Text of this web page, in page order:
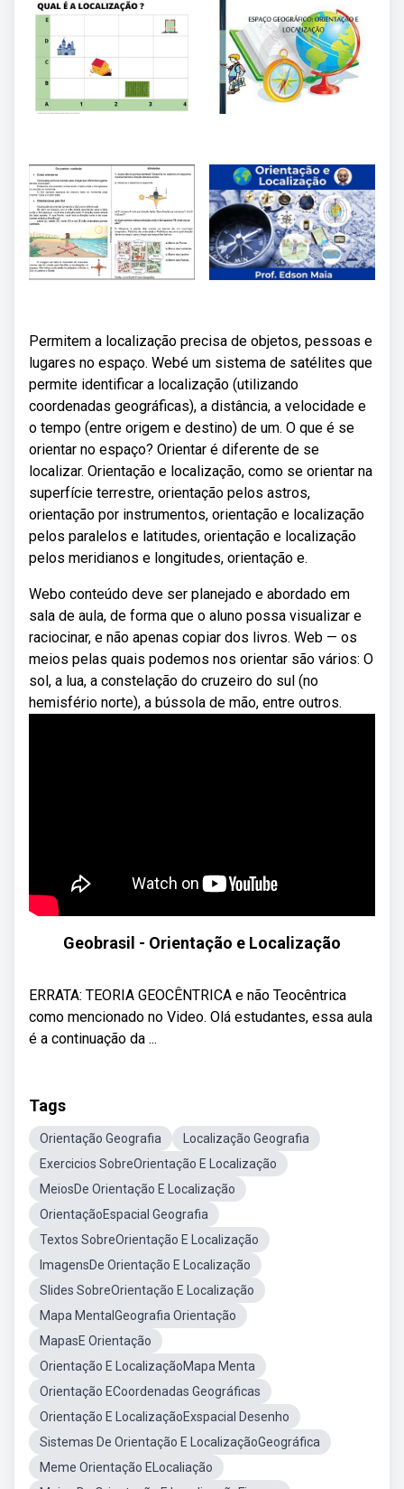
Permitem a localização precisa de objetos, pessoas e
lugares no espaço. Webé um sistema de satélites que
permite identificar a localização (utilizando
coordenadas geográficas), a distância, a velocidade e
o tempo (entre origem e destino) de um. O que é se
orientar no espaço? Orientar é diferente de se
localizar. Orientação e localização, como se orientar na
superfície terrestre, orientação pelos astros,
orientação por instrumentos, orientação e localização
pelos paralelos e latitudes, orientação e localização
pelos meridianos e longitudes, orientação e.
Webo conteúdo deve ser planejado e abordado em
sala de aula, de forma que o aluno possa visualizar e
raciocinar, e não apenas copiar dos livros. Web — os
meios pelas quais podemos nos orientar são vários: O
sol, a lua, a constelação do cruzeiro do sul (no
hemisfério norte), a bússola de mão, entre outros.
Geobrasil - Orientação e Localização
ERRATA: TEORIA GEOCÊNTRICA e não Teocêntrica
como mencionado no Video. Olá estudantes, essa aula
é a continuação da ...
Tags
Orientação Geografia
Localização Geografia
Exercicios SobreOrientação E Localização
MeiosDe Orientação E Localização
OrientaçãoEspacial Geografia
Textos SobreOrientação E Localização
ImagensDe Orientação E Localização
Slides SobreOrientação E Localização
Mapa MentalGeografia Orientação
MapasE Orientação
Orientação E LocalizaçãoMapa Menta
Orientação ECoordenadas Geográficas
Orientação E LocalizaçãoExspacial Desenho
Sistemas De Orientação E LocalizaçãoGeográfica
Meme Orientação ELocaliação